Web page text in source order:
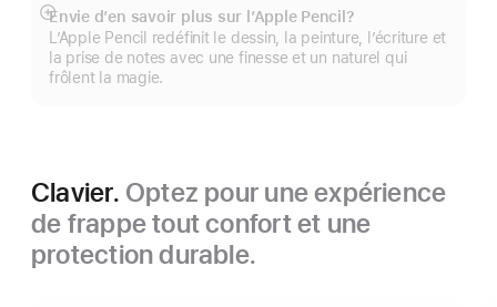
Envie d’en savoir plus sur l’Apple Pencil?
L’Apple Pencil redéfinit le dessin, la peinture, l’écriture et
la prise de notes avec une finesse et un naturel qui
frôlent la magie.
En
montrer
plus
Clavier. Optez pour une expérience
de frappe tout confort et une
protection durable.